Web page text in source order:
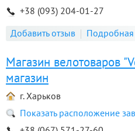
+38 (093) 204-01-27
Добавить отзыв
Магазин велотоваров
магазин
г. Харьков
Показать расположение